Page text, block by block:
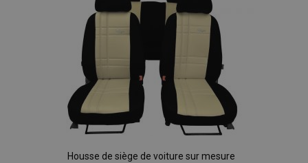
d'achats
Housse de siège de voiture sur mesure
product_data_storage
Adobe Inc.
www.vtvauto.eu
PHPSESSID
PHP.net
.vtvauto.eu
Politique de
confidentialité de Google